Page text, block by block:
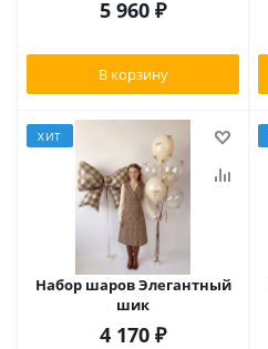
5 960 ₽
В корзину
ХИТ
Набор шаров Элегантный
шик
4 170 ₽